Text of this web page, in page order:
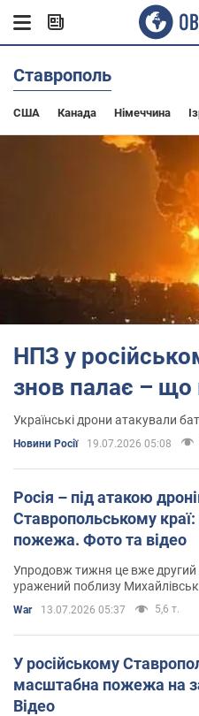
Ставрополь
США Канада Німеччина
НПЗ у
знов палає – що
Українські дрони атакували
Новини Росії 19.07.2026 05:08
Росія – під атакою
Ставропольському
пожежа. Фото та відео
Упродовж тижня це вже другий
уражений поблизу
War 13.07.2026 05:37 5,6 т.
У російському
масштабна пожежа на
Відео